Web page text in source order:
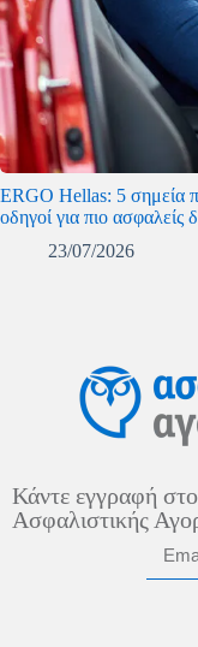
ERGO Hellas: 5 σημεία
οδηγοί για πιο ασφαλείς
23/07/2026
Κάντε εγγραφή
Ασφαλιστικής